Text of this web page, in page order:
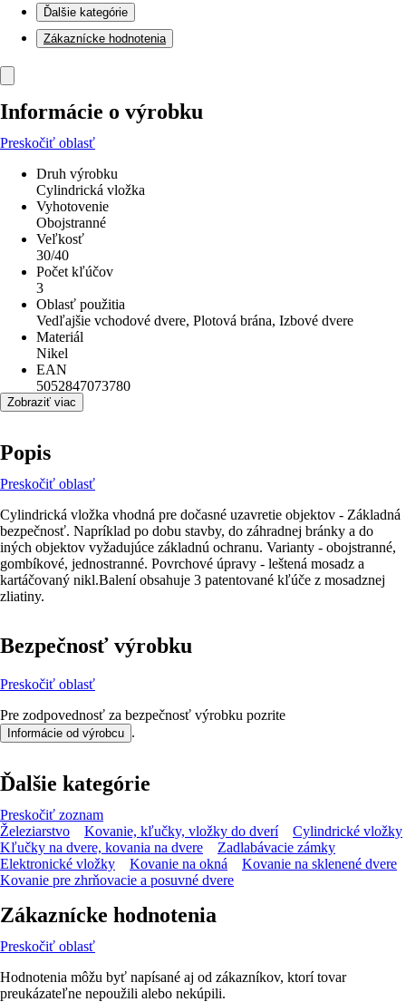
Ďalšie kategórie
Zákaznícke hodnotenia
Informácie o výrobku
Preskočiť oblasť
Druh výrobku
Cylindrická vložka
Vyhotovenie
Obojstranné
Veľkosť
30/40
Počet kľúčov
3
Oblasť použitia
Vedľajšie vchodové dvere, Plotová brána, Izbové dvere
Materiál
Nikel
EAN
5052847073780
Zobraziť viac
Popis
Preskočiť oblasť
Cylindrická vložka vhodná pre dočasné uzavretie objektov - Základná
bezpečnosť. Napríklad po dobu stavby, do záhradnej bránky a do
iných objektov vyžadujúce základnú ochranu. Varianty - obojstranné,
gombíkové, jednostranné. Povrchové úpravy - leštená mosadz a
kartáčovaný nikl.Balení obsahuje 3 patentované kľúče z mosadznej
zliatiny.
Bezpečnosť výrobku
Preskočiť oblasť
Pre zodpovednosť za bezpečnosť výrobku pozrite
Informácie od výrobcu .
Ďalšie kategórie
Preskočiť zoznam
Železiarstvo
Kovanie, kľučky, vložky do dverí
Cylindrické vložky
Kľučky na dvere, kovania na dvere
Zadlabávacie zámky
Elektronické vložky
Kovanie na okná
Kovanie na sklenené dvere
Kovanie pre zhrňovacie a posuvné dvere
Zákaznícke hodnotenia
Preskočiť oblasť
Hodnotenia môžu byť napísané aj od zákazníkov, ktorí tovar
preukázateľne nepoužili alebo nekúpili.